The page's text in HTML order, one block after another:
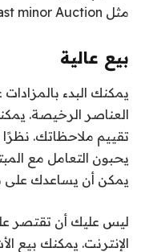
مثل Last minor Auction.
بيع عالية
يمكنك البدء
العناصر الرخيصة.
تقييم ملاحظاتك. نظرًا
يحبون التعامل مع
يمكن أن يساعدك على
ليس عليك أن تقتصر
الإنترنت. يمكنك بيع